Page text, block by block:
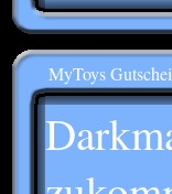
MyToys